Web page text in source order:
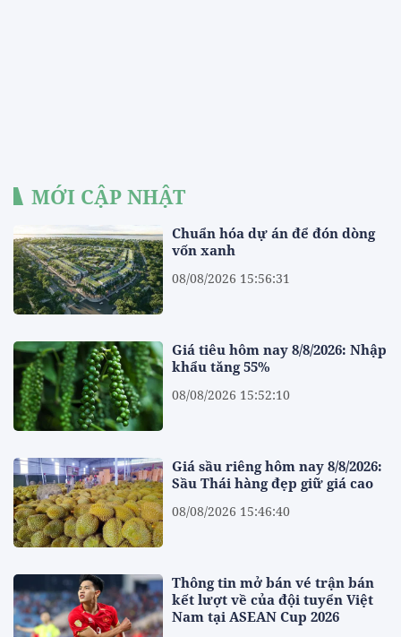
MỚI CẬP NHẬT
Chuẩn hóa dự án để đón dòng
vốn xanh
08/08/2026 15:56:31
Giá tiêu hôm nay 8/8/2026: Nhập
khẩu tăng 55%
08/08/2026 15:52:10
Giá sầu riêng hôm nay 8/8/2026:
Sầu Thái hàng đẹp giữ giá cao
08/08/2026 15:46:40
Thông tin mở bán vé trận bán
kết lượt về của đội tuyển Việt
Nam tại ASEAN Cup 2026